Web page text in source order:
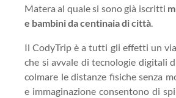
Matera al quale si sono già iscritti
e bambini da centinaia di città.
Il CodyTrip è a tutti gli effetti un
che si avvale di tecnologie digitali
colmare le distanze fisiche senza
e immaginazione consentono di